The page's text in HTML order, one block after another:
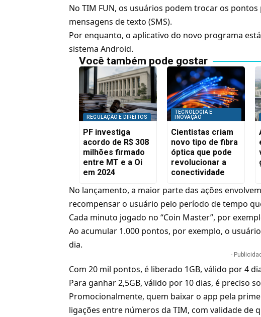
No TIM FUN, os usuários podem trocar os
mensagens de texto (SMS).
Por enquanto, o aplicativo do novo programa
sistema Android.
Você também pode gostar
REGULAÇÃO E DIREITOS
PF investiga
acordo de R$ 308
milhões firmado
entre MT e a Oi
em 2024
TECNOLOGIA E
INOVAÇÃO
Cientistas criam
novo tipo de fibra
óptica que pode
revolucionar a
conectividade
No lançamento, a maior parte das ações
recompensar o usuário pelo período de tempo
Cada minuto jogado no “Coin Master”, por
Ao acumular 1.000 pontos, por exemplo, o
dia.
-
Com 20 mil pontos, é liberado 1GB, válido por 4
Para ganhar 2,5GB, válido por 10 dias, é preciso
Promocionalmente, quem baixar o app pela
ligações entre números daTIM, com validade de